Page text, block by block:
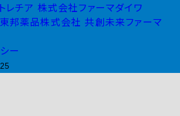
レチア 株式会社ファーマダイワ
東邦薬品株式会社 共創未来ファーマ
ー